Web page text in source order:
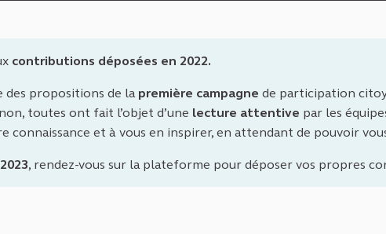
contributions déposées en 2022.
des propositions de la première campagne de participation
toutes ont fait l’objet d’une lecture attentive par les
connaissance et à vous en inspirer, en attendant de pouvoir
, rendez-vous sur la plateforme pour déposer vos propres